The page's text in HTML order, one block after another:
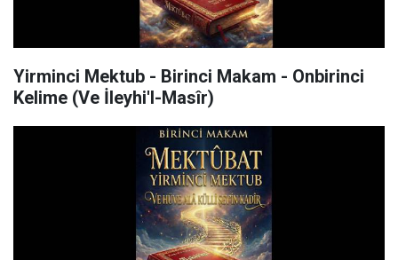
Yirminci Mektub - Birinci Makam - Onbirinci
Kelime (Ve İleyhi'l-Masîr)